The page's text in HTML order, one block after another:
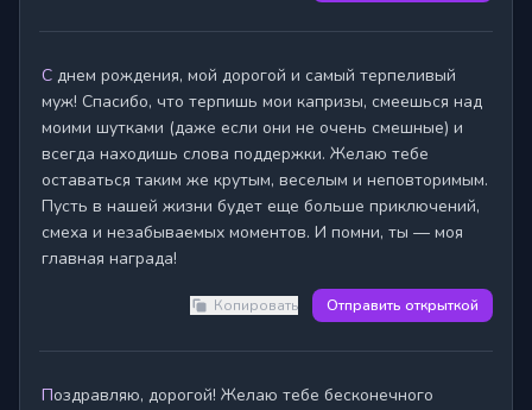
С днем рождения, мой дорогой и самый терпеливый
муж! Спасибо, что терпишь мои капризы, смеешься над
моими шутками (даже если они не очень смешные) и
всегда находишь слова поддержки. Желаю тебе
оставаться таким же крутым, веселым и неповторимым.
Пусть в нашей жизни будет еще больше приключений,
смеха и незабываемых моментов. И помни, ты — моя
главная награда!
Копировать Отправить открыткой
Поздравляю, дорогой! Желаю тебе бесконечного